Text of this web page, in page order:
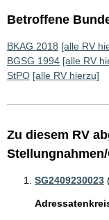
Betroffene
BKAG 2018 [alle RV
BGSG 1994 [alle RV
StPO [alle RV hierzu]
Zu diesem RV
SG2409230023